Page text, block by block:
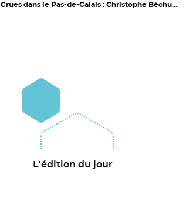
Crues dans le Pas-de-Calais : Christophe Béchu...
L'édition du jour